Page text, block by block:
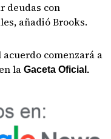
deudas con
añadió Brooks.
comenzará a
la Gaceta Oficial.